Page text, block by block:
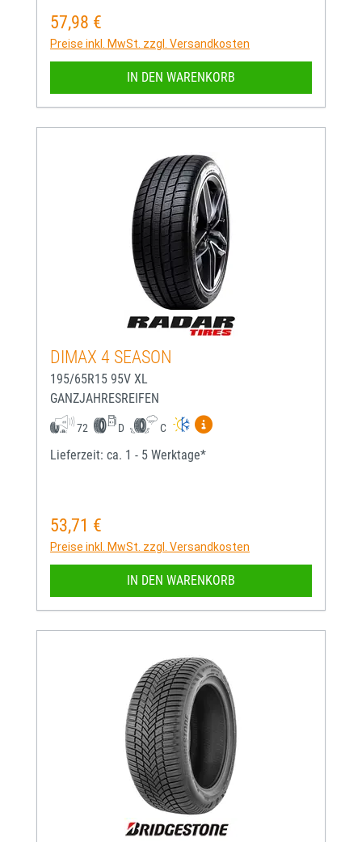
Regulärer Preis:
57,98 €
Preise inkl. MwSt. zzgl. Versandkosten
IN DEN WARENKORB
DIMAX 4 SEASON
195/65R15 95V XL
GANZJAHRESREIFEN
72 D C
Mehr Informationen zum
Lieferzeit: ca. 1 - 5 Werktage*
Regulärer Preis:
53,71 €
Preise inkl. MwSt. zzgl. Versandkosten
IN DEN WARENKORB